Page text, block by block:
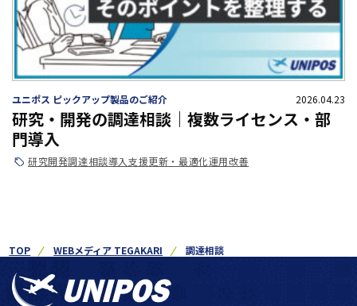
ユニポス ピックアップ製品のご紹介 2026.04.23
研究・開発の調達相談｜複数ライセンス・部
門導入
研究開発調達相談導入支援更新・最適化運用改善
TOP WEBメディア TEGAKARI 調達相談